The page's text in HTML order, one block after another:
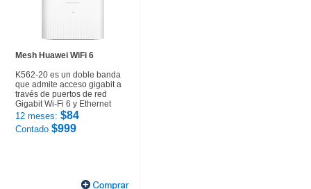
Mesh Huawei WiFi 6
K562-20 es un doble banda
que admite acceso gigabit a
través de puertos de red
Gigabit Wi-Fi 6 y Ethernet
12 meses: $84
Contado $999